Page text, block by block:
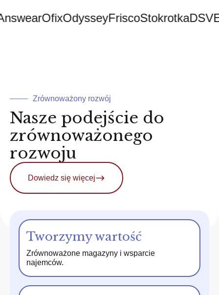
OfixOdysseyFriscoStokrotkaDSVESA
Zrównoważony rozwój
Nasze podejście do
zrównoważonego
rozwoju
Dowiedz się więcej
Tworzymy wartość
Zrównoważone magazyny i wsparcie
najemców.